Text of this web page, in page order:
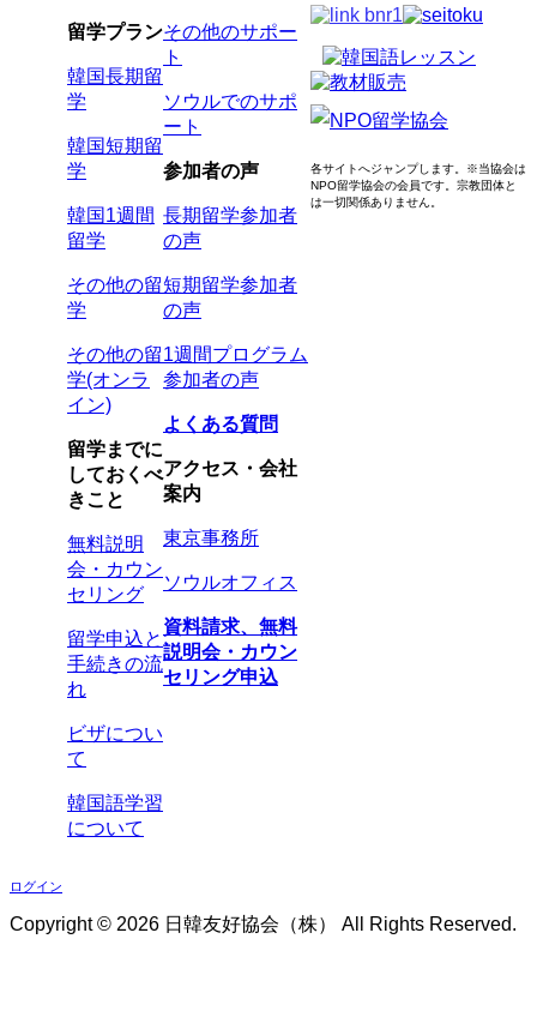
留学プラン
韓国長期留
学
韓国短期留
学
韓国1週間
留学
その他の留
学
その他の留
学(オンラ
イン)
留学までに
しておくべ
きこと
無料説明
会・カウン
セリング
留学申込と
手続きの流
れ
ビザについ
て
韓国語学習
について
その他のサポー
ト
ソウルでのサポ
ート
参加者の声
長期留学参加者
の声
短期留学参加者
の声
1週間プログラム
参加者の声
よくある質問
アクセス・会社
案内
東京事務所
ソウルオフィス
資料請求、無料
説明会・カウン
セリング申込
各サイトへジャンプします。 ※当協会は
NPO留学協会の会員です。 宗教団体と
は一切関係ありません。
ログイン
Copyright © 2026 日韓友好協会（株） All Rights Reserved.